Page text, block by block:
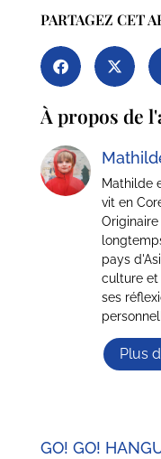
PARTAGEZ CET
À propos de
Mathilde
vit en
pays
culture et
ses
Plus
GO! GO!